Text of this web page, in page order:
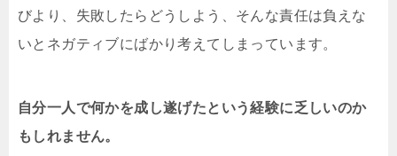
びより、失敗したらどうしよう、そんな責任は負えな
いとネガティブにばかり考えてしまっています。
自分一人で何かを成し遂げたという経験に乏しいのか
もしれません。